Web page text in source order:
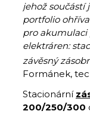
jehož součástí
portfolio
pro akumulaci
elektráren:
závěsný
Formánek,
Stacionární
200/250/300